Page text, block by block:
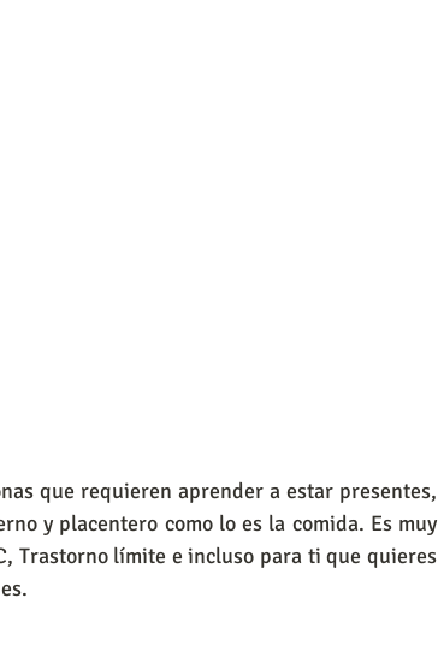
que requieren aprender a estar presentes,
y placentero como lo es la comida. Es muy
Trastorno límite e incluso para ti que quieres